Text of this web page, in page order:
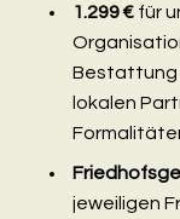
1.299 € für
Bestattung
lokalen
jeweiligen